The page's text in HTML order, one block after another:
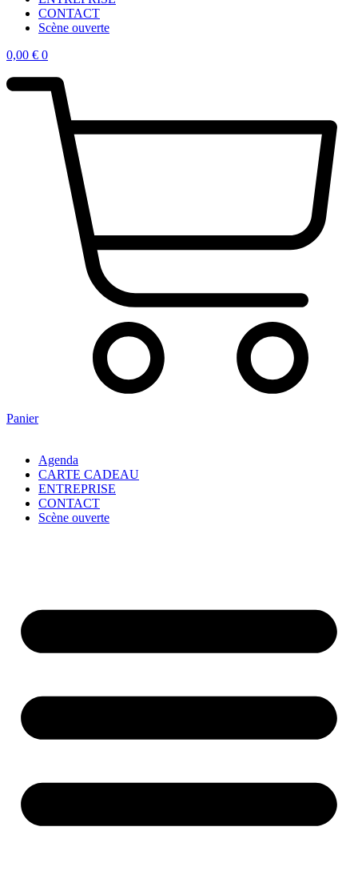
CONTACT
Scène ouverte
0,00 € 0
Panier
Agenda
CARTE CADEAU
ENTREPRISE
CONTACT
Scène ouverte